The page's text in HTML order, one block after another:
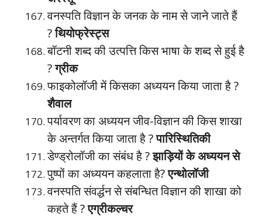
वनस्पति विज्ञान के जनक के नाम से जाने जाते हैं
?थियोफ्रेस्ट्स
बॉटनी शब्द की उत्पत्ति किस भाषा के शब्द से हुई है
?ग्रीक
फाइकोलॉजी में किसका अध्ययन किया जाता है ?
शैवाल
पर्यावरण का अध्ययन जीव-विज्ञान की किस शाखा
के अन्तर्गत किया जाता है ?पारिस्थितिकी
डेण्ड्रोलॉजी का संबंध है ?झाड़ियों के अध्ययन से
पुष्पों का अध्ययन कहलाता है?एन्थोलॉजी
वनस्पति संवर्द्धन से संबन्धित विज्ञान की शाखा को
कहते हैं ?एग्रीकल्चर